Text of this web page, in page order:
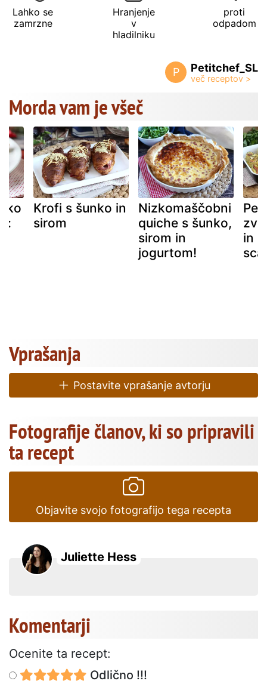
Lahko se
zamrzne
Hranjenje
v
hladilniku
proti
odpadom
P Petitchef_SL
Morda vam je všeč
Krofi s šunko in
sirom
Nizkomaščobni
quiche s šunko,
sirom in
jogurtom!
in
Vprašanja
Postavite vprašanje avtorju
Fotografije članov, ki so pripravili
ta recept
Objavite svojo fotografijo tega recepta
Juliette Hess
Komentarji
Ocenite ta recept:
Odlično !!!